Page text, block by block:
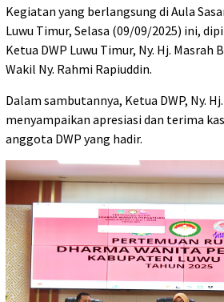
Kegiatan yang berlangsung di Aula
Luwu Timur, Selasa (09/09/2025) ini,
Ketua DWP Luwu Timur, Ny. Hj. Masrah
Wakil Ny. Rahmi Rapiuddin.
Dalam sambutannya, Ketua DWP, Ny.
menyampaikan apresiasi dan terima
anggota DWP yang hadir.